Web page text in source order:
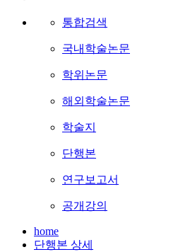
통합검색
국내학술논문
학위논문
해외학술논문
학술지
단행본
연구보고서
공개강의
home
단행본 상세